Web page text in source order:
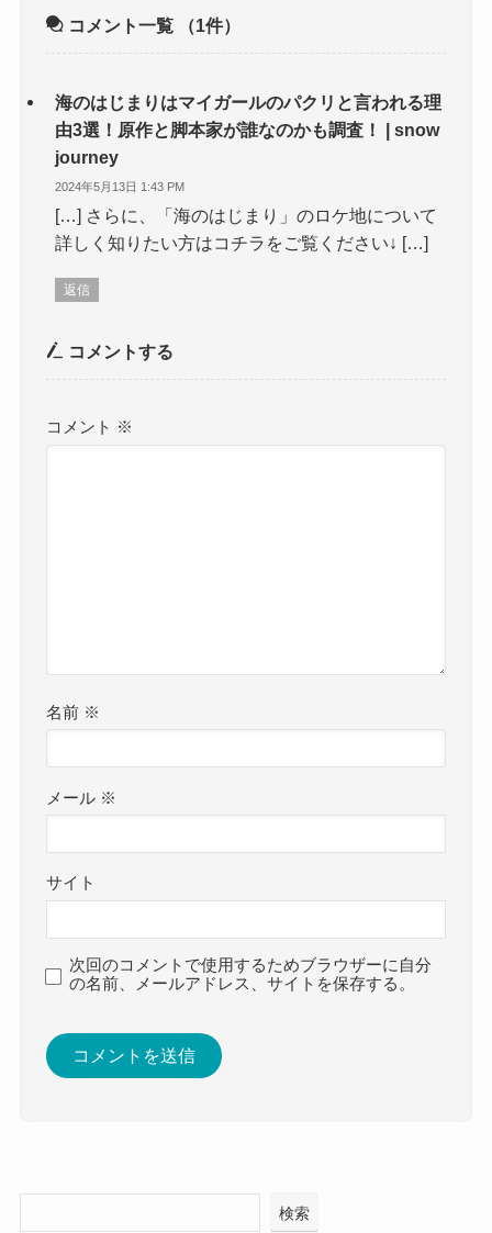
コメント一覧 （1件）
海のはじまりはマイガールのパクリと言われる理
由3選！原作と脚本家が誰なのかも調査！ | snow
journey
2024年5月13日 1:43 PM
[…] さらに、「海のはじまり」のロケ地について
詳しく知りたい方はコチラをご覧ください↓ […]
返信
コメントする
コメント ※
名前 ※
メール ※
サイト
次回のコメントで使用するためブラウザーに自分
の名前、メールアドレス、サイトを保存する。
検索